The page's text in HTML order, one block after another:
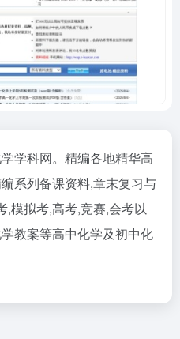
学科网。精编各地精华高
系列备课资料,章末复习与
,模拟考,高考,竞赛,会考以
教案等高中化学及初中化